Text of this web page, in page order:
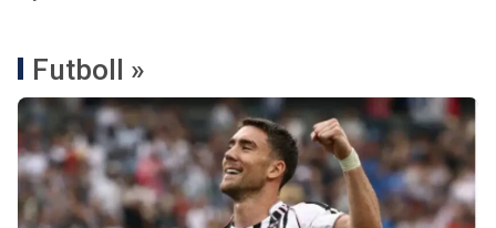
Futboll »